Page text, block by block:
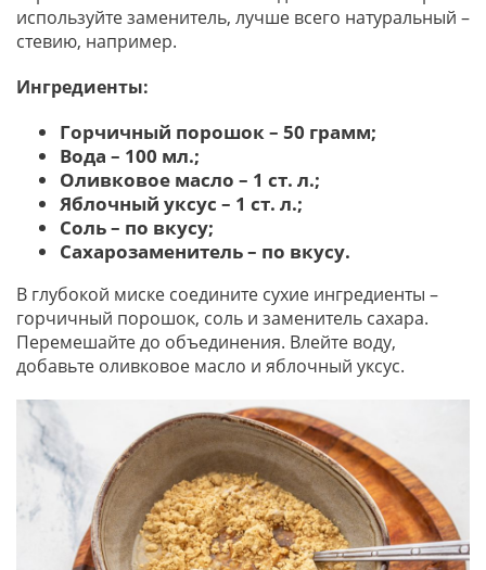
используйте заменитель, лучше всего натуральный –
стевию, например.
Ингредиенты:
Горчичный порошок – 50 грамм;
Вода – 100 мл.;
Оливковое масло – 1 ст. л.;
Яблочный уксус – 1 ст. л.;
Соль – по вкусу;
Сахарозаменитель – по вкусу.
В глубокой миске соедините сухие ингредиенты –
горчичный порошок, соль и заменитель сахара.
Перемешайте до объединения. Влейте воду,
добавьте оливковое масло и яблочный уксус.